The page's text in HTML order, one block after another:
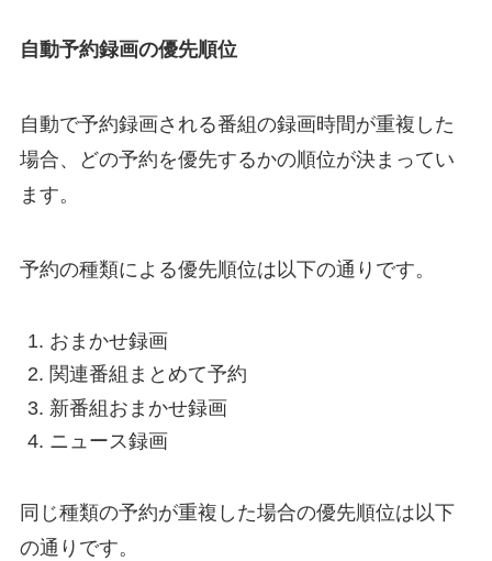
自動予約録画の優先順位
自動で予約録画される番組の録画時間が重複した
場合、どの予約を優先するかの順位が決まってい
ます。
予約の種類による優先順位は以下の通りです。
おまかせ録画
関連番組まとめて予約
新番組おまかせ録画
ニュース録画
同じ種類の予約が重複した場合の優先順位は以下
の通りです。